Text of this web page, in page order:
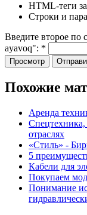
HTML-теги
Строки и
Введите второе по
ayavoq": *
Похожие
Аренда
Спецтехника,
отраслях
«Стиль» -
5
Кабели для
Покупаем
Понимание